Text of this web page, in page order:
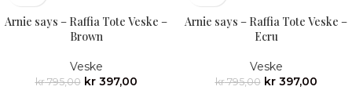
Arnie says – Raffia Tote Veske –
Brown
Veske
kr795,00 kr397,00
Arnie says – Raffia Tote Veske –
Ecru
Veske
kr795,00 kr397,00